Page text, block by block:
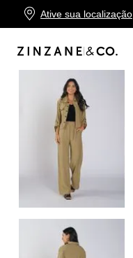
Ative sua localização